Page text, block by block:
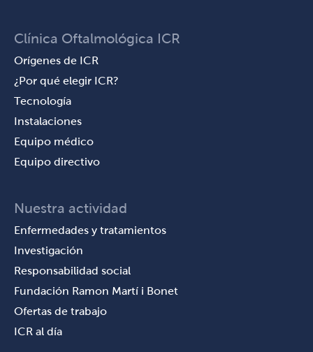
Clínica Oftalmológica ICR
Orígenes de ICR
¿Por qué elegir ICR?
Tecnología
Instalaciones
Equipo médico
Equipo directivo
Nuestra actividad
Enfermedades y tratamientos
Investigación
Responsabilidad social
Fundación Ramon Martí i Bonet
Ofertas de trabajo
ICR al día